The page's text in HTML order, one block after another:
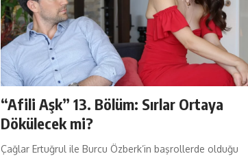
“Afili Aşk” 13. Bölüm: Sırlar Ortaya
Dökülecek mi?
Çağlar Ertuğrul ile Burcu Özberk’in başrollerde olduğu